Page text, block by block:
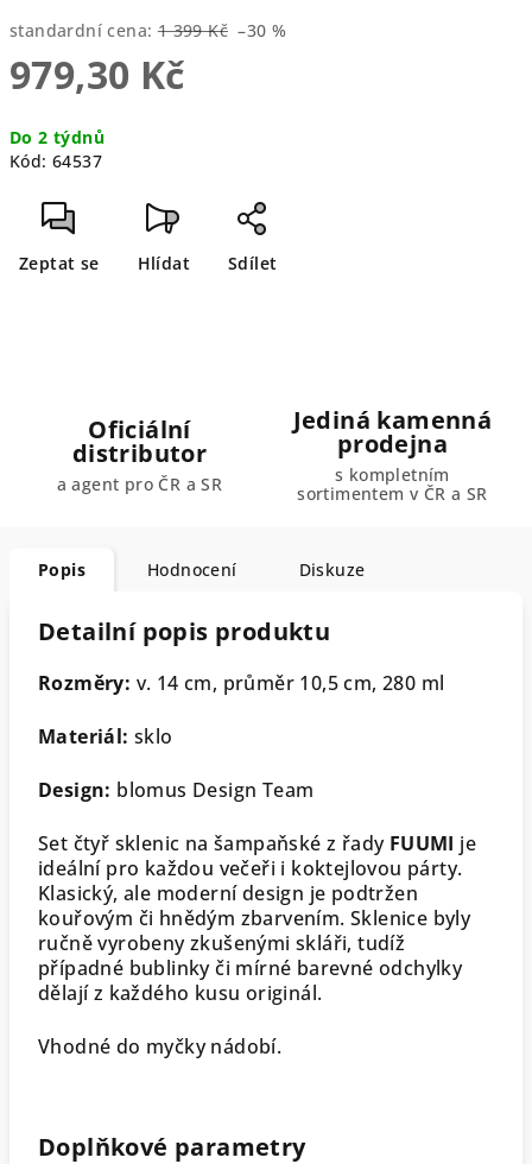
standardní cena: 1 399 Kč –30 %
979,30 Kč
cena:
Do 2 týdnů
Kód: 64537
Zeptat se Hlídat Sdílet
Oficiální
distributor
a agent pro ČR a SR
Jediná kamenná
prodejna
s kompletním
sortimentem v ČR a SR
Popis Hodnocení Diskuze
Detailní popis produktu
Rozměry: v. 14 cm, průměr 10,5 cm, 280 ml
Materiál: sklo
Design: blomus Design Team
Set čtyř sklenic na šampaňské z řady FUUMI je
ideální pro každou večeři i koktejlovou párty.
Klasický, ale moderní design je podtržen
kouřovým či hnědým zbarvením. Sklenice byly
ručně vyrobeny zkušenými skláři, tudíž
případné bublinky či mírné barevné odchylky
dělají z každého kusu originál.
Vhodné do myčky nádobí.
Doplňkové parametry